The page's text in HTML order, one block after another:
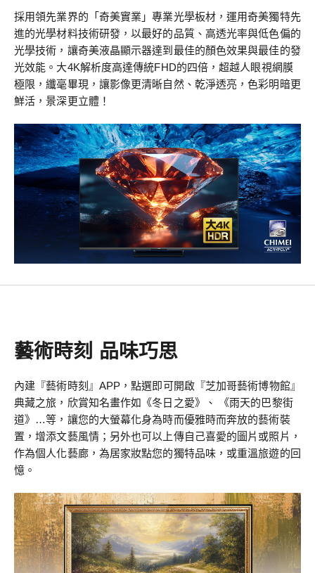
採用領先業界的「奇美實業」專業光學板材，運用奇美獨特先
進的光學材料技術研發，以最好的品質、高透光率與低色偏的
光學技術，讓奇美液晶顯示器達到最佳的顏色效果與最佳的發
光效能。大4K解析度高達傳統FHD的四倍，超越人眼視網膜
極限，纖毫畢現，讓影像更清晰自然、乾淨透亮，色彩明暗更
鮮活，景深更立體！
藝術時刻 品味巧思
內建『藝術時刻』APP，點選即可開啟『芝加哥藝術博物館』
典藏之旅，欣賞知名畫作如《冬日之愛》、 《雨天的巴黎街
道》…等，讓您的大螢幕化身為時而優雅時而奔放的藝術裝
置，增添文藝風情；另外也可以上傳自己喜愛的圖片或照片，
作為個人化藝廊，為居家妝點您的獨特品味，或重溫旅遊的回
憶。